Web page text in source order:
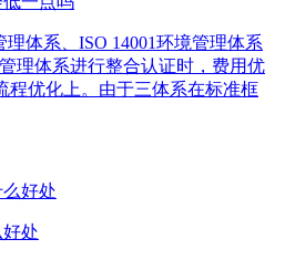
体系、ISO 14001环境管理体系
理体系进行整合认证时，费用优
程优化上。由于三体系在标准框
处